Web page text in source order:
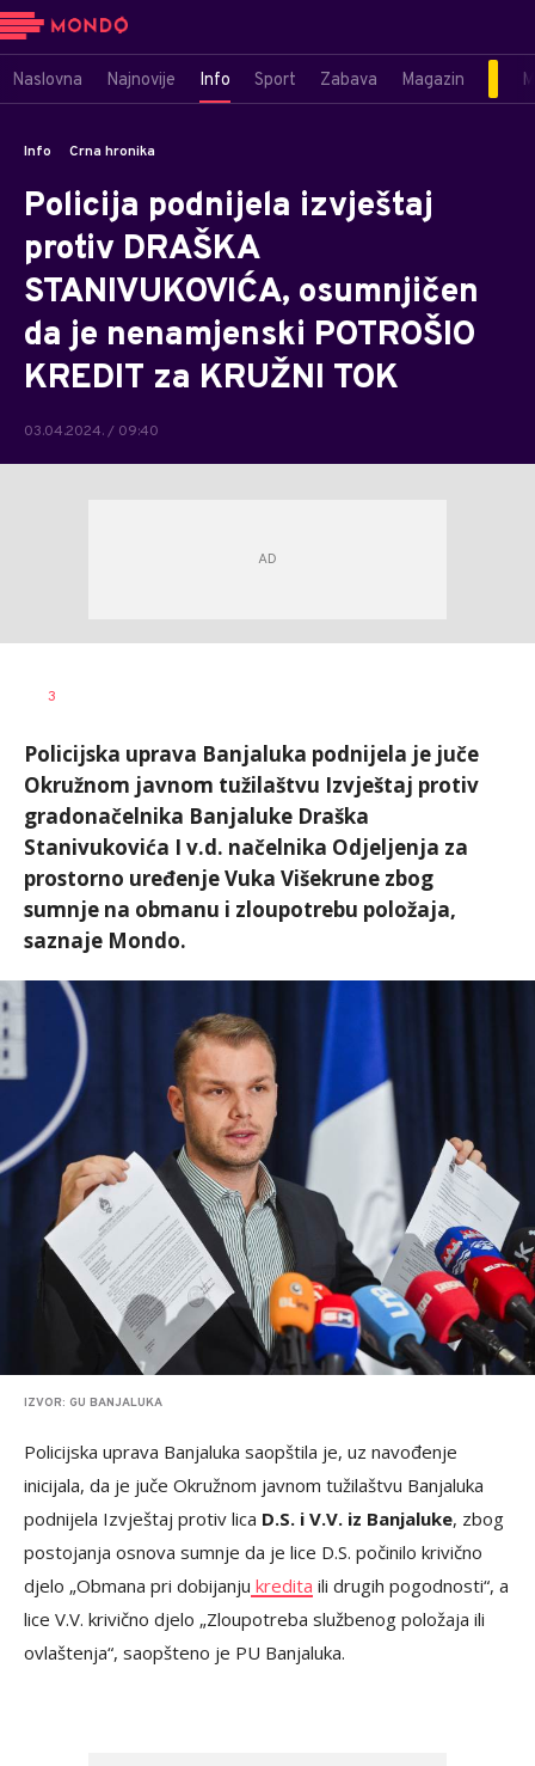
Naslovna Najnovije Info Sport Zabava Magazin
Info Crna hronika
Policija podnijela izvještaj
protiv DRAŠKA
STANIVUKOVIĆA, osumnjičen
da je nenamjenski POTROŠIO
KREDIT za KRUŽNI TOK
03.04.2024. / 09:40
AUTOR
3
Policijska uprava Banjaluka podnijela je juče
Okružnom javnom tužilaštvu Izvještaj protiv
gradonačelnika Banjaluke Draška
Stanivukovića I v.d. načelnika Odjeljenja za
prostorno uređenje Vuka Višekrune zbog
sumnje na obmanu i zloupotrebu položaja,
saznaje Mondo.
IZVOR: GU BANJALUKA
Policijska uprava Banjaluka saopštila je, uz navođenje
inicijala, da je juče Okružnom javnom tužilaštvu Banjaluka
podnijela Izvještaj protiv lica D.S. i V.V. iz Banjaluke, zbog
postojanja osnova sumnje da je lice D.S. počinilo krivično
djelo „Obmana pri dobijanju kredita ili drugih pogodnosti“, a
lice V.V. krivično djelo „Zloupotreba službenog položaja ili
ovlaštenja“, saopšteno je PU Banjaluka.